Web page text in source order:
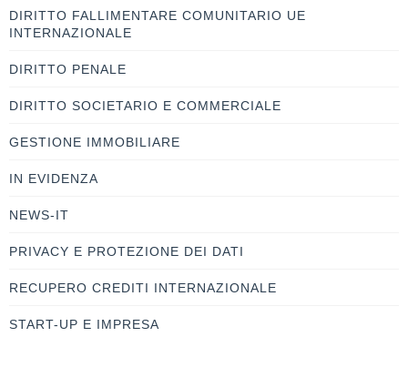
DIRITTO FALLIMENTARE COMUNITARIO UE
INTERNAZIONALE
DIRITTO PENALE
DIRITTO SOCIETARIO E COMMERCIALE
GESTIONE IMMOBILIARE
IN EVIDENZA
NEWS-IT
PRIVACY E PROTEZIONE DEI DATI
RECUPERO CREDITI INTERNAZIONALE
START-UP E IMPRESA